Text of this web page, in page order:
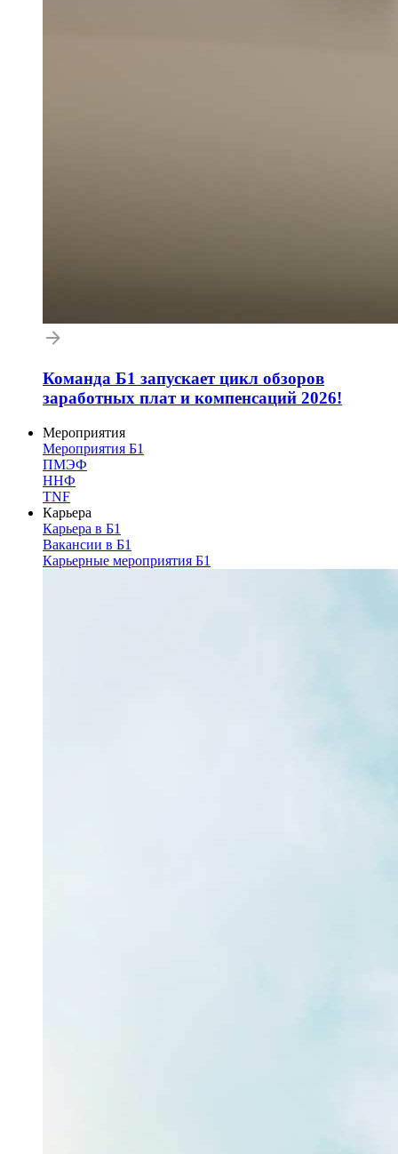
Команда Б1 запускает цикл обзоров
заработных плат и компенсаций 2026!
Мероприятия
Мероприятия Б1
ПМЭФ
ННФ
TNF
Карьера
Карьера в Б1
Вакансии в Б1
Карьерные мероприятия Б1